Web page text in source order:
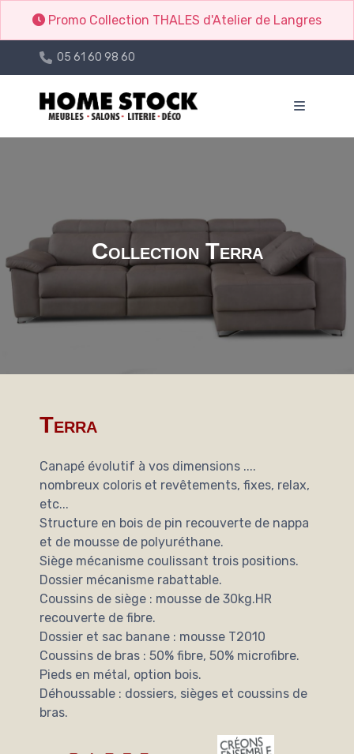
Promo Collection THALES d'Atelier de Langres
05 61 60 98 60
Collection Terra
Terra
Canapé évolutif à vos dimensions ....
nombreux coloris et revêtements, fixes, relax,
etc...
Structure en bois de pin recouverte de nappa
et de mousse de polyuréthane.
Siège mécanisme coulissant trois positions.
Dossier mécanisme rabattable.
Coussins de siège : mousse de 30kg.HR
recouverte de fibre.
Dossier et sac banane : mousse T2010
Coussins de bras : 50% fibre, 50% microfibre.
Pieds en métal, option bois.
Déhoussable : dossiers, sièges et coussins de
bras.